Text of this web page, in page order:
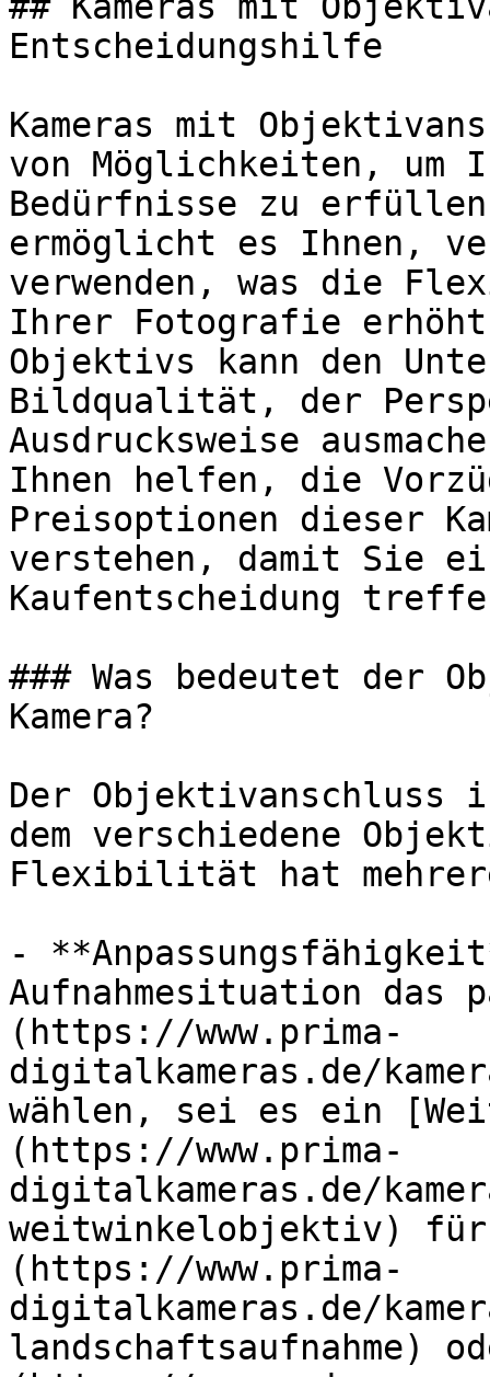
Entscheidungshilfe
Kameras mit
von Möglichkeiten, um
Bedürfnisse zu
ermöglicht es Ihnen,
verwenden, was die
Ihrer Fotografie
Objektivs kann den
Bildqualität, der
Ausdrucksweise
Ihnen helfen, die
Preisoptionen dieser
verstehen, damit Sie
Kaufentscheidung
### Was bedeutet der
Kamera?
Der Objektivanschluss
dem verschiedene
Flexibilität hat
-
Aufnahmesituation das
(https://www.prima-
digitalkameras.de/
wählen, sei es ein
(https://www.prima-
digitalkameras.de/
weitwinkelobjektiv) für
(https://www.prima-
digitalkameras.de/
landschaftsaufnahme)